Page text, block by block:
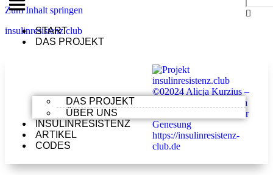
Zum Inhalt springen
insulinresistenz.club
START
DAS PROJEKT
DAS PROJEKT
ÜBER UNS
INSULINRESISTENZ
ARTIKEL
CODES